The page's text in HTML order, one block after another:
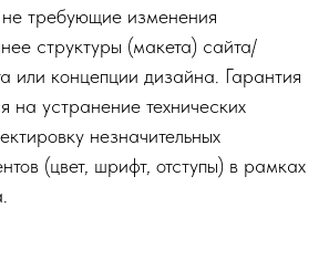
не требующие изменения
структуры (макета) сайта/
или концепции дизайна. Гарантия
на устранение технических
незначительных
(цвет, шрифт, отступы) в рамках